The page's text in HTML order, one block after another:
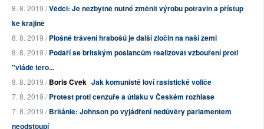
8. 8. 2019 /Vědci: Je nezbytně nutné změnit výrobu potravin a přístup
ke krajině
8. 8. 2019 /Plošné trávení hrabošů je další zločin na naší zemi
8. 8. 2019 /Podaří se britským poslancům realizovat vzbouření proti
"vládě tero...
8. 8. 2019 /Boris Cvek Jak komunisté loví rasistické voliče
7. 8. 2019 /Protest proti cenzuře a útlaku v Českém rozhlase
7. 8. 2019 /Británie: Johnson po vyjádření nedůvěry parlamentem
neodstoupí